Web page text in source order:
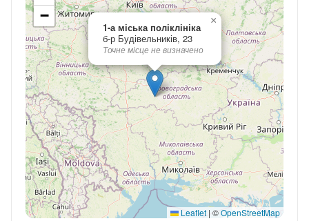
1-а міська поліклініка
б-р Будівельників, 23
Точне місце не визначено
×
−
Leaflet | ©OpenStreetMap